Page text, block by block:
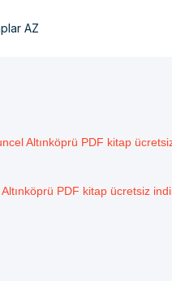
AZ
Altınköprü PDF kitap
PDF kitap ücretsiz